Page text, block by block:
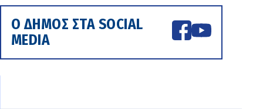
Ο ΔΗΜΟΣ ΣΤΑ SOCIAL
MEDIA